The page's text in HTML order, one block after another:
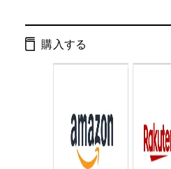
Cコード：
判型：
購入する